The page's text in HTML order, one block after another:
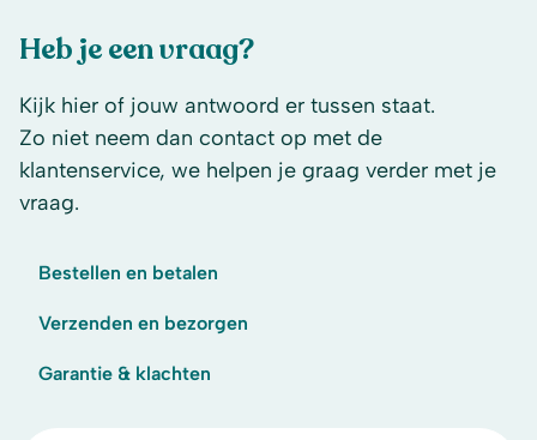
Heb je een vraag?
Kijk hier of jouw antwoord er tussen staat.
Zo niet neem dan contact op met de
klantenservice, we helpen je graag verder met je
vraag.
Bestellen en betalen
Verzenden en bezorgen
Garantie & klachten